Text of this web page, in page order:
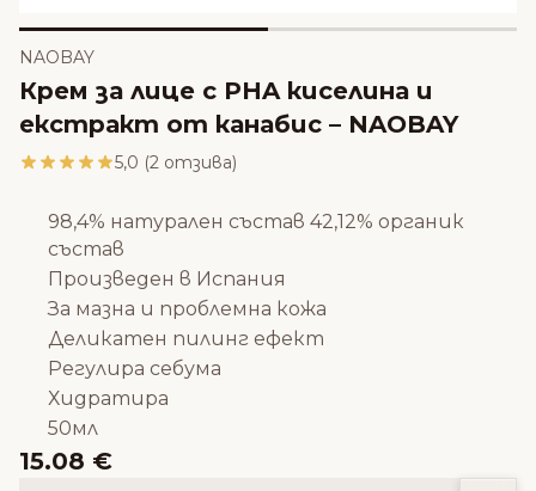
NAOBAY
Крем за лице с PHA киселина и
екстракт от канабис – NAOBAY
5,0 (2 отзива)
98,4% натурален състав 42,12% органик
състав
Произведен в Испания
За мазна и проблемна кожа
Деликатен пилинг ефект
Регулира себума
Хидратира
50мл
15.08 €